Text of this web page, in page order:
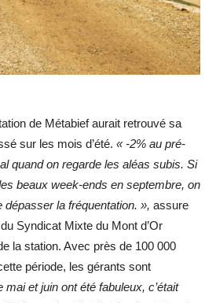
de Métabief aurait retrouvé sa
sur les mois d’été. « -2% au pré-
quand on regarde les aléas subis. Si
beaux week-ends en septembre, on
la fréquentation. », assure
Syndicat Mixte du Mont d’Or
la station. Avec près de 100 000
période, les gérants sont
mai et juin ont été fabuleux, c’était